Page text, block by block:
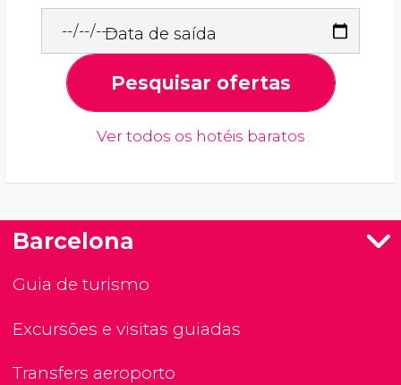
Data de saída
Pesquisar ofertas
Ver todos os hotéis baratos
Barcelona
Guia de turismo
Excursões e visitas guiadas
Transfers aeroporto